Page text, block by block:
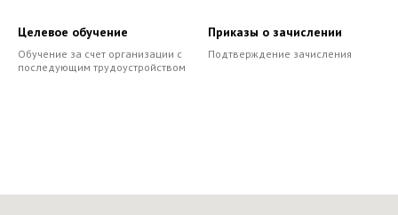
Целевое обучение
Обучение за счет организации с
последующим трудоустройством
Приказы о зачислении
Подтверждение зачисления